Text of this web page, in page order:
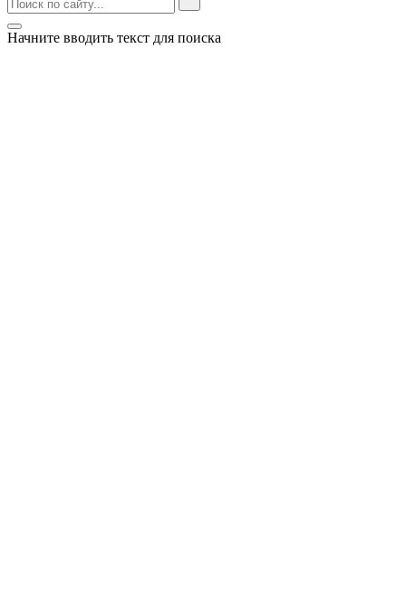
Начните вводить текст для поиска